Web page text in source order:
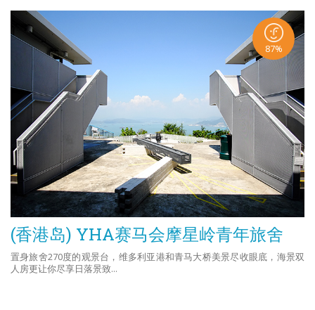
87%
(香港岛) YHA赛马会摩星岭青年旅舍
置身旅舍270度的观景台，维多利亚港和青马大桥美景尽收眼底，海景双
人房更让你尽享日落景致...